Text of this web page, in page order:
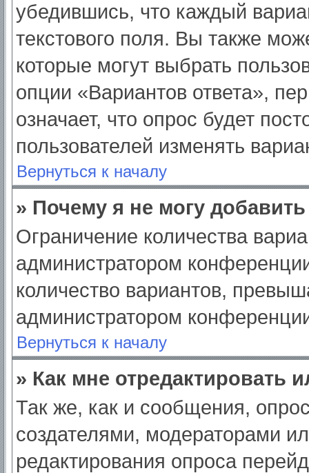
убедившись, что каждый
текстового поля. Вы также
которые могут выбрать
опции «Вариантов ответа»,
означает, что опрос будет
пользователей изменять
Вернуться к началу
» Почему я не могу
Ограничение количества
администратором
количество вариантов,
администратором
Вернуться к началу
» Как мне отредактировать
Так же, как и сообщения,
создателями, модераторами
редактирования опроса